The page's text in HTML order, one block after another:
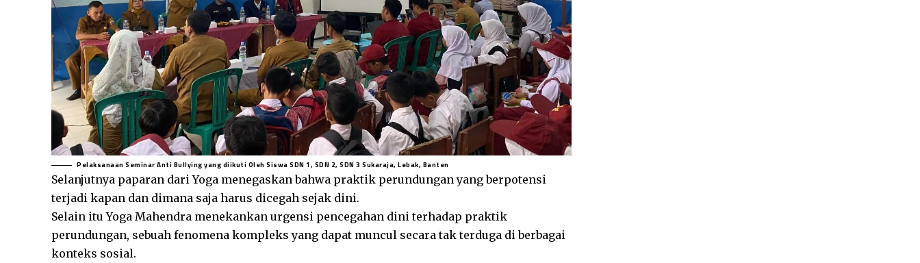
Pelaksanaan Seminar Anti Bullying yang diikuti Oleh Siswa SDN 1, SDN 2, SDN 3 Sukaraja, Lebak, Banten
Selanjutnya paparan dari Yoga menegaskan bahwa praktik perundungan yang berpotensi
terjadi kapan dan dimana saja harus dicegah sejak dini.
Selain itu Yoga Mahendra menekankan urgensi pencegahan dini terhadap praktik
perundungan, sebuah fenomena kompleks yang dapat muncul secara tak terduga di berbagai
konteks sosial.